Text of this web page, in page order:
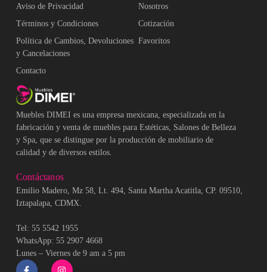
Muebles DIMEI es una empresa mexicana, especializada en la
fabricación y venta de muebles para Estéticas, Salones de Belleza
y Spa, que se distingue por la producción de mobiliario de
calidad y de diversos estilos.
Aviso de Privacidad
Términos y Condiciones
Política de Cambios, Devoluciones
y Cancelaciones
Contacto
Nosotros
Cotización
Favoritos
Contáctanos
Emilio Madero, Mz 58, Lt. 494, Santa Martha Acatitla, CP. 09510,
Iztapalapa, CDMX.
Tel: 55 5542 1955
WhatsApp: 55 2907 4668
Lunes – Viernes de 9 am a 5 pm